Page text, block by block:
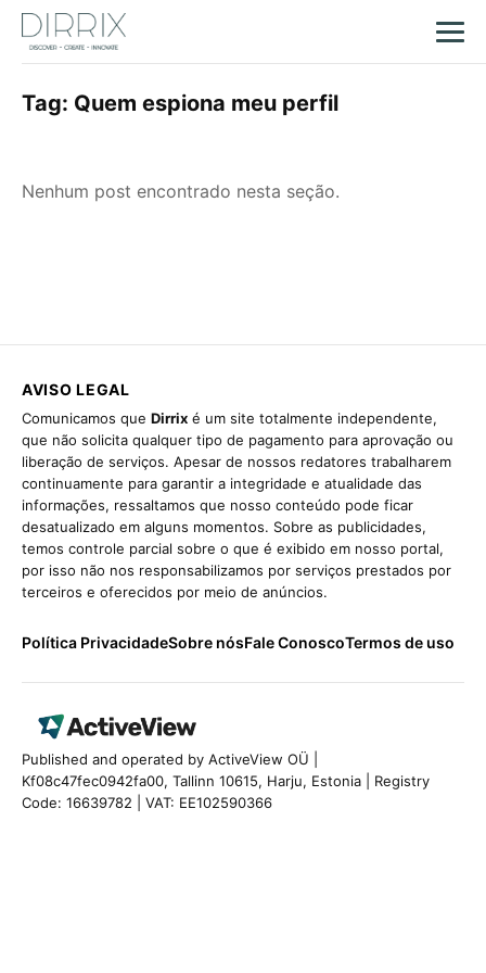
Tag: Quem espiona meu perfil
Nenhum post encontrado nesta seção.
AVISO LEGAL
Comunicamos que Dirrix é um site totalmente independente,
que não solicita qualquer tipo de pagamento para aprovação ou
liberação de serviços. Apesar de nossos redatores trabalharem
continuamente para garantir a integridade e atualidade das
informações, ressaltamos que nosso conteúdo pode ficar
desatualizado em alguns momentos. Sobre as publicidades,
temos controle parcial sobre o que é exibido em nosso portal,
por isso não nos responsabilizamos por serviços prestados por
terceiros e oferecidos por meio de anúncios.
Política PrivacidadeSobre nósFale ConoscoTermos de uso
Published and operated by ActiveView OÜ |
Kf08c47fec0942fa00, Tallinn 10615, Harju, Estonia | Registry
Code: 16639782 | VAT: EE102590366